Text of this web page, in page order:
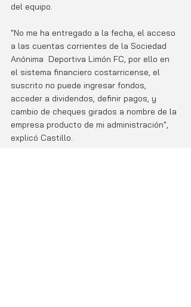
del equipo.
"No me ha entregado a la fecha, el acceso
a las cuentas corrientes de la Sociedad
Anónima  Deportiva Limón FC, por ello en
el sistema financiero costarricense, el
suscrito no puede ingresar fondos,
acceder a dividendos, definir pagos, y
cambio de cheques girados a nombre de la
empresa producto de mi administración",
explicó Castillo.